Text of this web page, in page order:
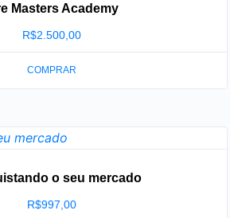
Masters Academy
R$2.500,00
COMPRAR
o seu mercado
R$997,00